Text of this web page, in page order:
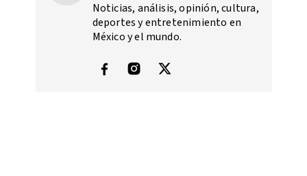
Noticias, análisis, opinión, cultura,
deportes y entretenimiento en
México y el mundo.